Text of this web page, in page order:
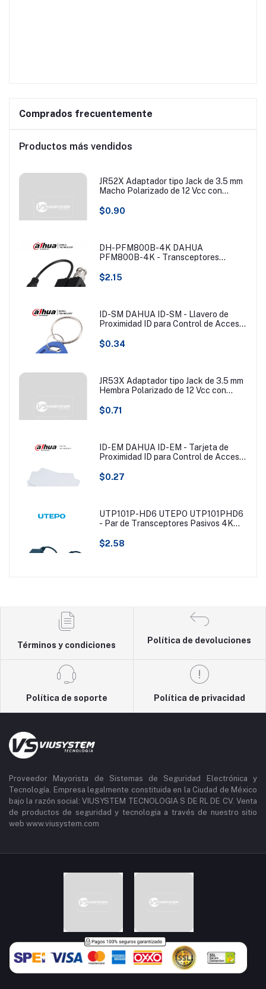
Comprados frecuentemente
Productos más vendidos
JR52X Adaptador tipo Jack de 3.5 mm
Macho Polarizado de 12 Vcc con
$0.90
DH-PFM800B-4K DAHUA
PFM800B-4K - Transceptores
hasta 8MP a 200 metros. Compatibles
en alta resolución y largas distancias.
$2.15
ID-SM DAHUA ID-SM - Llavero de
Proximidad ID para Control de Acceso/
$0.34
JR53X Adaptador tipo Jack de 3.5 mm
Hembra Polarizado de 12 Vcc con
$0.71
ID-EM DAHUA ID-EM - Tarjeta de
Proximidad ID para Control de Acceso/
$0.27
UTP101P-HD6 UTEPO UTP101PHD6
- Par de Transceptores Pasivos 4K
Empalmes Ordenados, 4K hasta 150m,
$2.58
Términos y condiciones
Política de devoluciones
Política de soporte Política de privacidad
Proveedor Mayorista de Sistemas de Seguridad Electrónica y
Tecnología. Empresa legalmente constituida en la Ciudad de México
bajo la razón social: VIUSYSTEM TECNOLOGIA S DE RL DE CV. Venta
de productos de seguridad y tecnologia a través de nuestro sitio
web www.viusystem.com